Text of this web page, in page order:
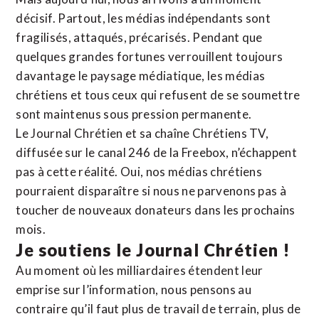
décisif. Partout, les médias indépendants sont
fragilisés, attaqués, précarisés. Pendant que
quelques grandes fortunes verrouillent toujours
davantage le paysage médiatique, les médias
chrétiens et tous ceux qui refusent de se soumettre
sont maintenus sous pression permanente.
Le Journal Chrétien et sa chaîne Chrétiens TV,
diffusée sur le canal 246 de la Freebox, n’échappent
pas à cette réalité. Oui, nos médias chrétiens
pourraient disparaître si nous ne parvenons pas à
toucher de nouveaux donateurs dans les prochains
mois.
Je soutiens le Journal Chrétien !
Au moment où les milliardaires étendent leur
emprise sur l’information, nous pensons au
contraire qu’il faut plus de travail de terrain, plus de